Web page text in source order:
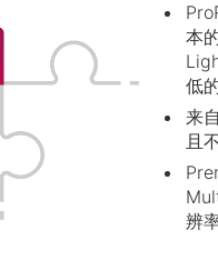
本
低
来
且
辨